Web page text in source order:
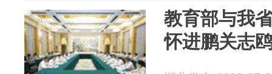
教育部与我
怀进鹏关志